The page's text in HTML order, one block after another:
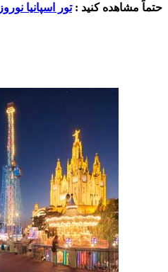
حتماً مشاهده کنید :تور اسپانیا نوروز